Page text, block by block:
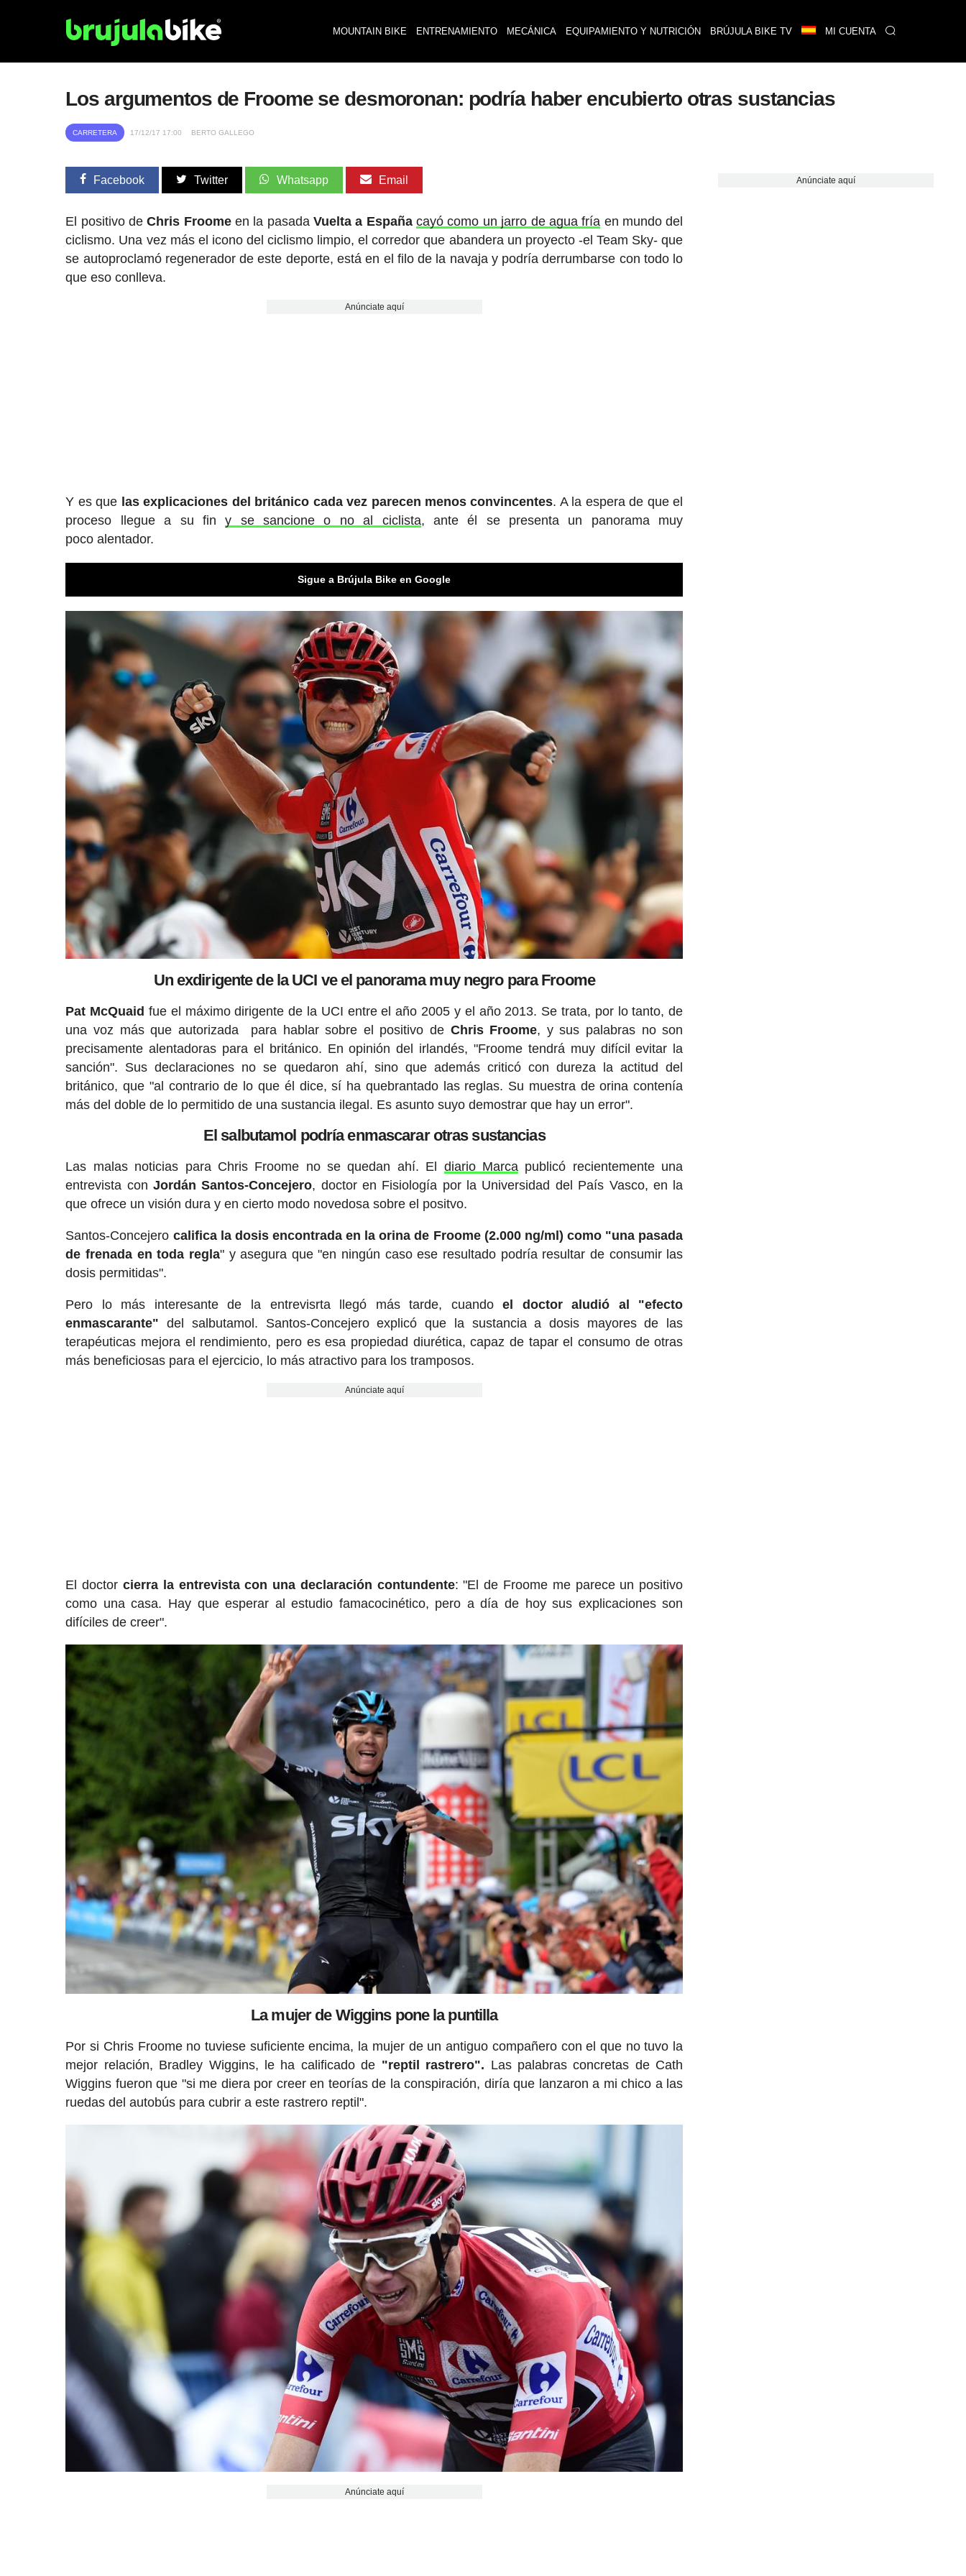
MOUNTAIN BIKE ENTRENAMIENTO MECÁNICA EQUIPAMIENTO Y NUTRICIÓN BRÚJULA BIKE TV MI CUENTA
Los argumentos de Froome se desmoronan: podría haber encubierto otras sustancias
CARRETERA 17/12/17 17:00 BERTO GALLEGO
Facebook Twitter Whatsapp Email
El positivo deChris Froomeen la pasadaVuelta a España cayó como un jarro de agua fría en mundo del
ciclismo. Una vez más el icono del ciclismo limpio, el corredor que abandera un proyecto -el Team Sky- que
se autoproclamó regenerador de este deporte, está en el filo de la navaja y podría derrumbarse con todo lo
que eso conlleva.
Anúnciate aquí
Y es que las explicaciones del británico cada vez parecen menos convincentes. A la espera de que el
proceso llegue a su finy se sancione o no al ciclista, ante él se presenta un panorama muy
poco alentador.
Sigue a Brújula Bike en Google
Un exdirigente de la UCI ve el panorama muy negro para Froome
Pat McQuaid fue el máximo dirigente de la UCI entre el año 2005 y el año 2013. Se trata, por lo tanto, de
una voz más que autorizada para hablar sobre el positivo de Chris Froome, y sus palabras no son
precisamente alentadoras para el británico. En opinión del irlandés, "Froome tendrá muy difícil evitar la
sanción". Sus declaraciones no se quedaron ahí, sino que además criticó con dureza la actitud del
británico, que "al contrario de lo que él dice, sí ha quebrantado las reglas. Su muestra de orina contenía
más del doble de lo permitido de una sustancia ilegal. Es asunto suyo demostrar que hay un error".
El salbutamol podría enmascarar otras sustancias
Las malas noticias para Chris Froome no se quedan ahí. El diario Marca publicó recientemente una
entrevista conJordán Santos-Concejero, doctor en Fisiología por la Universidad del País Vasco, en la
que ofrece un visión dura y en cierto modo novedosa sobre el positvo.
Santos-Concejero califica la dosis encontrada en la orina de Froome (2.000 ng/ml) como "una pasada
de frenada en toda regla" y asegura que "en ningún caso ese resultado podría resultar de consumir las
dosis permitidas".
Pero lo más interesante de la entrevisrta llegó más tarde, cuandoel doctor aludió al "efecto
enmascarante" del salbutamol. Santos-Concejero explicó que la sustancia a dosis mayores de las
terapéuticas mejora el rendimiento, pero es esa propiedad diurética, capaz de tapar el consumo de otras
más beneficiosas para el ejercicio, lo más atractivo para los tramposos.
Anúnciate aquí
El doctor cierra la entrevista con una declaración contundente: "El de Froome me parece un positivo
como una casa. Hay que esperar al estudio famacocinético, pero a día de hoy sus explicaciones son
difíciles de creer".
La mujer de Wiggins pone la puntilla
Por si Chris Froome no tuviese suficiente encima, la mujer de un antiguo compañero con el que no tuvo la
mejor relación, Bradley Wiggins, le ha calificado de "reptil rastrero". Las palabras concretas de Cath
Wiggins fueron que "si me diera por creer en teorías de la conspiración, diría que lanzaron a mi chico a las
ruedas del autobús para cubrir a este rastrero reptil".
Anúnciate aquí
Anúnciate aquí